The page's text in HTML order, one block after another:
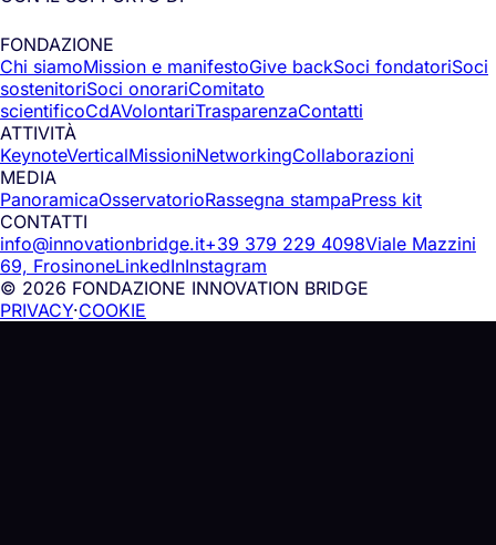
FONDAZIONE
Chi siamoMission e manifestoGive backSoci fondatoriSoci
sostenitoriSoci onorariComitato
scientificoCdAVolontariTrasparenzaContatti
ATTIVITÀ
KeynoteVerticalMissioniNetworkingCollaborazioni
MEDIA
PanoramicaOsservatorioRassegna stampaPress kit
CONTATTI
info@innovationbridge.it+39 379 229 4098Viale Mazzini
69, FrosinoneLinkedInInstagram
© 2026 FONDAZIONE INNOVATION BRIDGE
PRIVACY·COOKIE